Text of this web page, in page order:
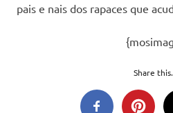
pais e nais dos rapaces que
Share